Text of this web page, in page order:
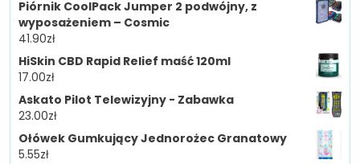
Piórnik CoolPack Jumper 2 podwójny, z
wyposażeniem – Cosmic
41.90zł
HiSkin CBD Rapid Relief maść 120ml
17.00zł
Askato Pilot Telewizyjny - Zabawka
23.00zł
Ołówek Gumkujący Jednorożec Granatowy
5.55zł